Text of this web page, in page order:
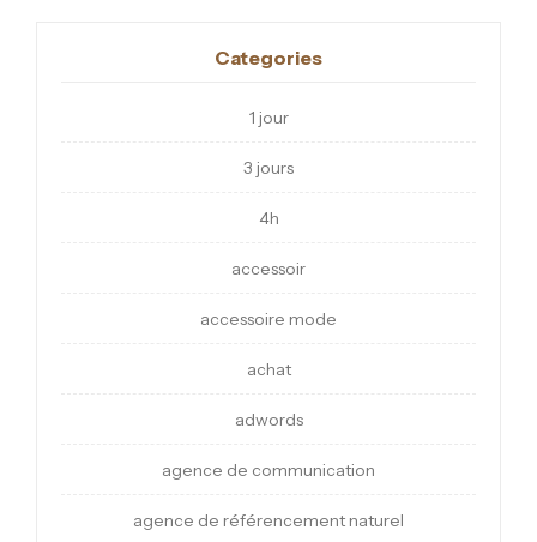
Categories
1 jour
3 jours
4h
accessoir
accessoire mode
achat
adwords
agence de communication
agence de référencement naturel